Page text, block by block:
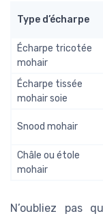
Type d’écharpe
Écharpe tricotée
mohair
Écharpe tissée
mohair soie
Snood mohair
Châle ou étole
mohair
N’oubliez pas